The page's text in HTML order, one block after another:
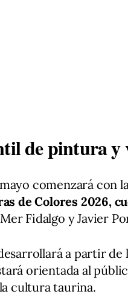
de pintura y
comenzará con
de Colores 2026,
Fidalgo y Javier
a partir de
orientada al
cultura taurina.